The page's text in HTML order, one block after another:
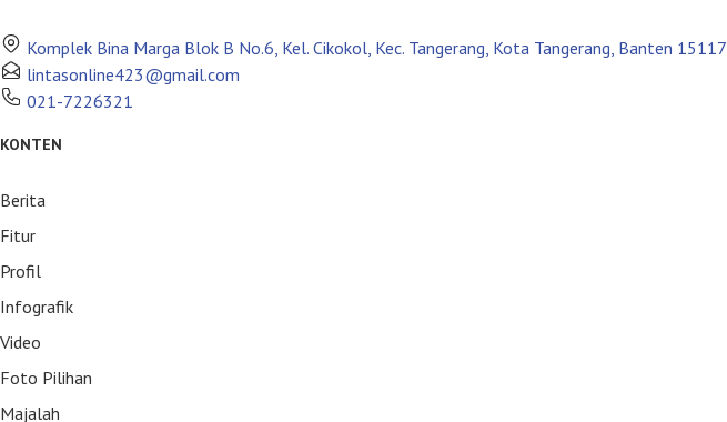
Komplek Bina Marga Blok B No.6, Kel. Cikokol, Kec. Tangerang, Kota Tangerang, Banten 15117
lintasonline423@gmail.com
021-7226321
KONTEN
Berita
Fitur
Profil
Infografik
Video
Foto Pilihan
Majalah